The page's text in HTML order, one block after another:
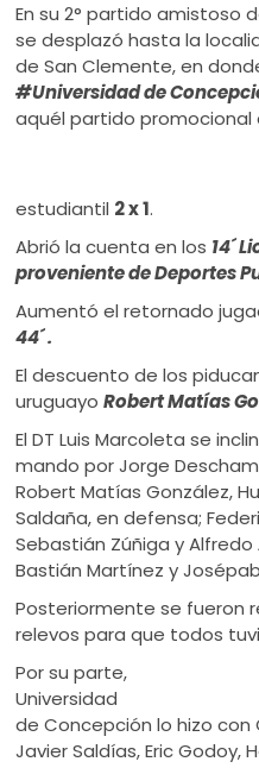
En su 2° partido amistoso
se desplazó hasta la
de San Clemente, en
#Universidad de
aquél partido promocional
estudiantil 2 x 1.
Abrió la cuenta en los 14´
proveniente de Deportes
Aumentó el retornado
44´ .
El descuento de los
uruguayoRobert Matías
El DT Luis Marcoleta se
mando por Jorge
Robert Matías González,
Saldaña, en defensa;
Sebastián Zúñiga y
Bastián Martínez y
Posteriormente se fueron
relevos para que todos
Por su parte,
Universidad
de Concepción lo hizo con
Javier Saldías, Eric Godoy,